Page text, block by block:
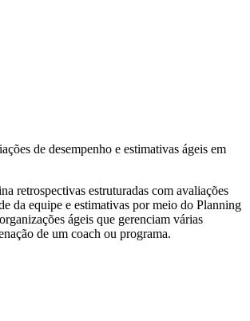
de desempenho e estimativas ágeis em
retrospectivas estruturadas com avaliações
da equipe e estimativas por meio do Planning
ágeis que gerenciam várias
de um coach ou programa.